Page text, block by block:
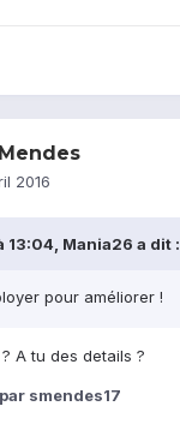
2016
13:04, Mania26 a dit :
pour améliorer !
A tu des details ?
par smendes17